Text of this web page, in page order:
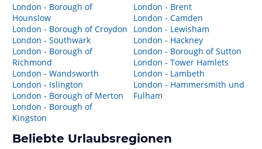
London - Borough of
Hounslow
London - Borough of Croydon
London - Southwark
London - Borough of
Richmond
London - Wandsworth
London - Islington
London - Borough of Merton
London - Borough of
Kingston
London - Brent
London - Camden
London - Lewisham
London - Hackney
London - Borough of Sutton
London - Tower Hamlets
London - Lambeth
London - Hammersmith und
Fulham
Beliebte Urlaubsregionen